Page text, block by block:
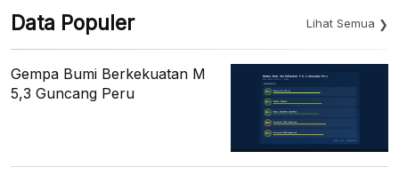
Data Populer Lihat Semua
Gempa Bumi Berkekuatan M
5,3 Guncang Peru